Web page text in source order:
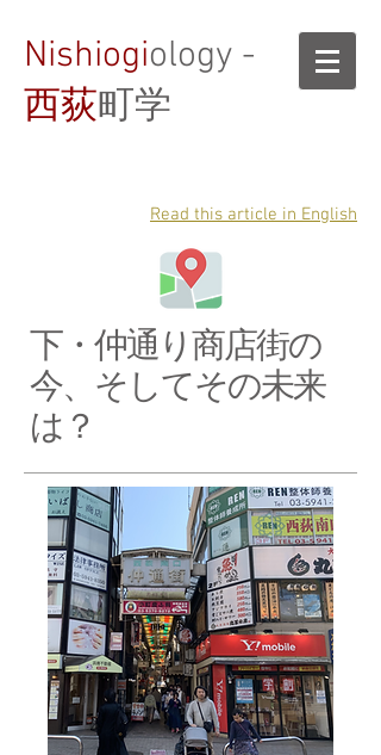
Nishiogiology -
西荻町学
Read this article in English
下・仲通り商店街の
今、そしてその未来
は？